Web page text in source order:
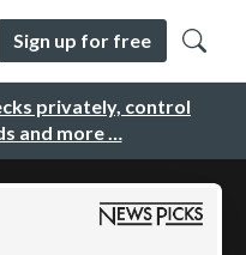
privately, control
and more …
Sign up for free